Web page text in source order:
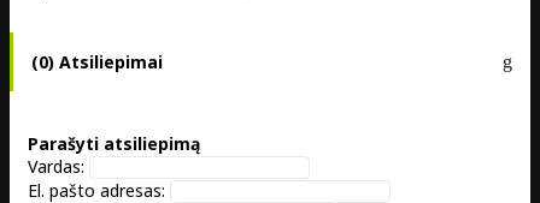
(0) Atsiliepimai
Parašyti atsiliepimą
Vardas:
El. pašto adresas: